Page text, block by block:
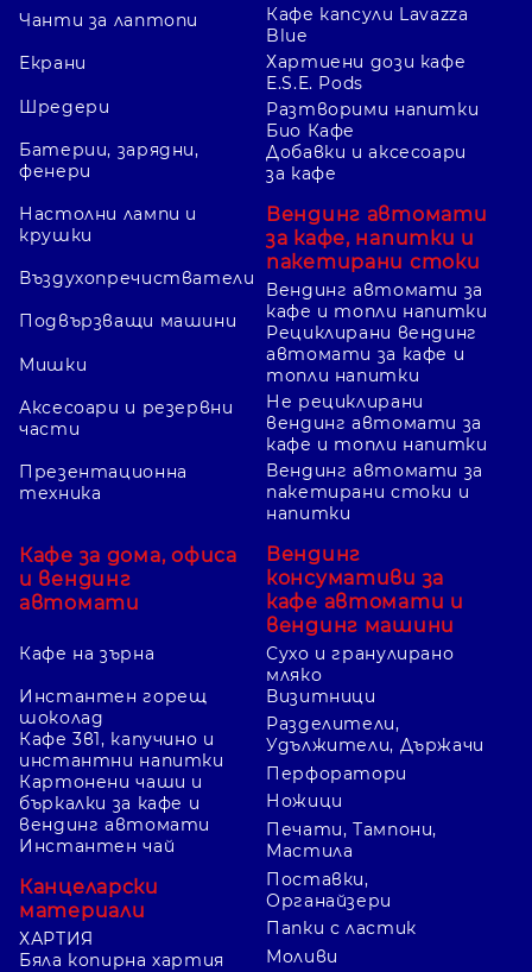
Чанти за лаптопи
Екрани
Шредери
Батерии, зарядни,
фенери
Настолни лампи и
крушки
Въздухопречистватели
Подвързващи машини
Мишки
Аксесоари и резервни
части
Презентационна
техника
Кафе за дома, офиса
и вендинг
автомати
Кафе на зърна
Кафе капсули Lavazza
Blue
Хартиени дози кафе
E.S.E. Pods
Разтворими напитки
Био Кафе
Добавки и аксесоари
за кафе
Вендинг автомати
за кафе, напитки и
пакетирани стоки
Вендинг автомати за
кафе и топли напитки
Рециклирани вендинг
автомати за кафе и
топли напитки
Не рециклирани
вендинг автомати за
кафе и топли напитки
Вендинг автомати за
пакетирани стоки и
напитки
Вендинг
консумативи за
кафе автомати и
вендинг машини
Сухо и гранулирано
мляко
Инстантен горещ
шоколад
Кафе 3в1, капучино и
инстантни напитки
Картонени чаши и
бъркалки за кафе и
вендинг автомати
Инстантен чай
Канцеларски
материали
ХАРТИЯ
Бяла копирна хартия
Визитници
Разделители,
Удължители, Държачи
Перфоратори
Ножици
Печати, Тампони,
Мастила
Поставки,
Органайзери
Папки с ластик
Моливи